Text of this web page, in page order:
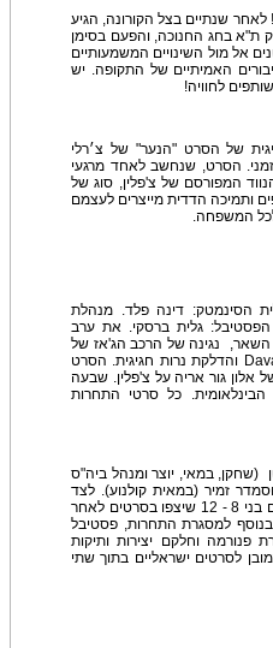
שנתיים בצל הקורונה, הגיע
ת"א בחג החנוכה, והפעם בסימן
אל מול השינויים המשמעותיים
האמיתיים של התקופה. יש
לחוויה!
1.12.2021 עם הקרנה חגיגית של הסרט "הנער" של צ׳רלי
הסרט העל זמני. הסרט, שנחשב לאחד מרגעי
המפורסם של צ'פלין, סוג של
ותמיכה הדדית מייצרים לעצמם
הסינמטק: דינה פלד. מנהלת
הפסטיבל: גלית ברסקי. את ערב
השאר, נגינה של הרכב הג'אז של
מגמת המוזיקה בעירוני א', קטעי פנטומימה של קבוצת Davai והדלקת נרות חגיגית. הסרט
אלון גור אריה על צ'פלין. שבעה
כל סרטי התחרות
(שחקן, במאי, יוצר ומנהל ביה"ס
זמיר (במאית קולנוע). לצד
חבר שופטים זה יפעל חבר 5 שופטים צעירים, ילדות וילדים בני 8 - 12 שיצפו בסרטים לאחר
למסגרת התחרות, פסטיבל
וחלקם יצירות ותיקות
לסרטים ישראליים בתוך שתי